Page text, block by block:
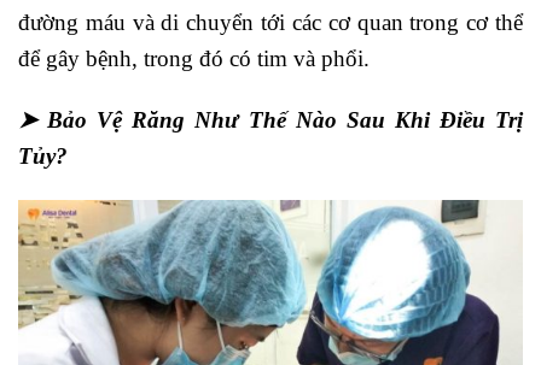
đường máu và di chuyển tới các cơ quan trong cơ thể
để gây bệnh, trong đó có tim và phổi.
➤ Bảo Vệ Răng Như Thế Nào Sau Khi Điều Trị
Tủy?